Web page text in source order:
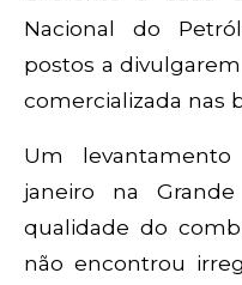
Nacional do
postos a
comercializada nas
Um
janeiro na
qualidade do
não encontrou